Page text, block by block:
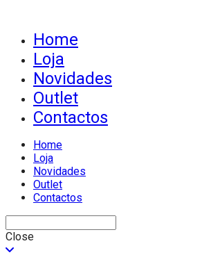
Home
Loja
Novidades
Outlet
Contactos
Home
Loja
Novidades
Outlet
Contactos
Close